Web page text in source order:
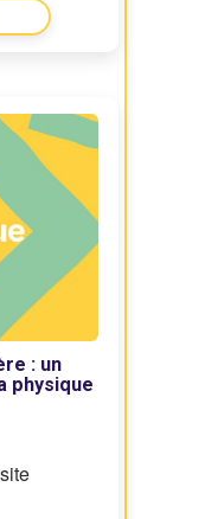
: un
physique